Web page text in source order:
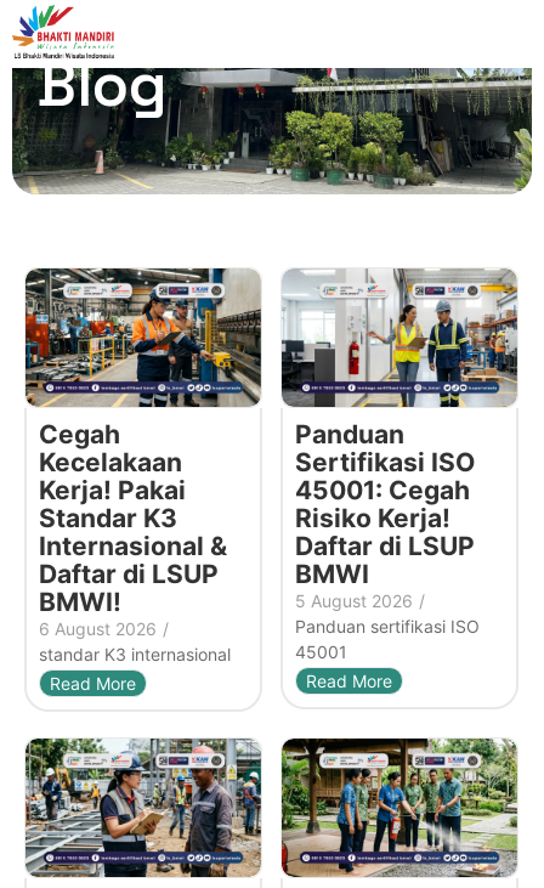
Blog
Cegah
Kecelakaan
Kerja! Pakai
Standar K3
Internasional &
Daftar di LSUP
BMWI!
6 August 2026 /
standar K3 internasional
Read More
Panduan
Sertifikasi ISO
45001: Cegah
Risiko Kerja!
Daftar di LSUP
BMWI
5 August 2026 /
Panduan sertifikasi ISO
45001
Read More